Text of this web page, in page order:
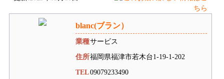
blanc(ブラン）
業種サービス
住所福岡県福津市若木台1-19-1-202
TEL09079233490